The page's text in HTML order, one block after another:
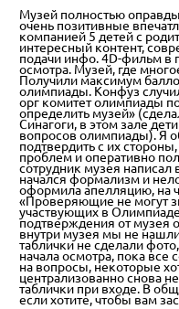
Музей полностью
очень позитивные
компанией 5 детей с
интересный контент,
подачи инфо. 4D-фильм в
осмотра. Музей, где
Получили максимум
олимпиады. Конфуз
орг комитет олимпиады
определить музей»
Синагоги, в этом зале
вопросов олимпиады). Я
подтвердить с их
проблем и оперативно
сотрудник музея
начался формализм и
оформила апелляцию, на
«Проверяющие не могут
участвующих в
подтверждения от музея
внутри музея мы не
таблички не сделали
начала осмотра, пока все
на вопросы, некоторые
централизованно снова
таблички при входе. В
если хотите, чтобы вам